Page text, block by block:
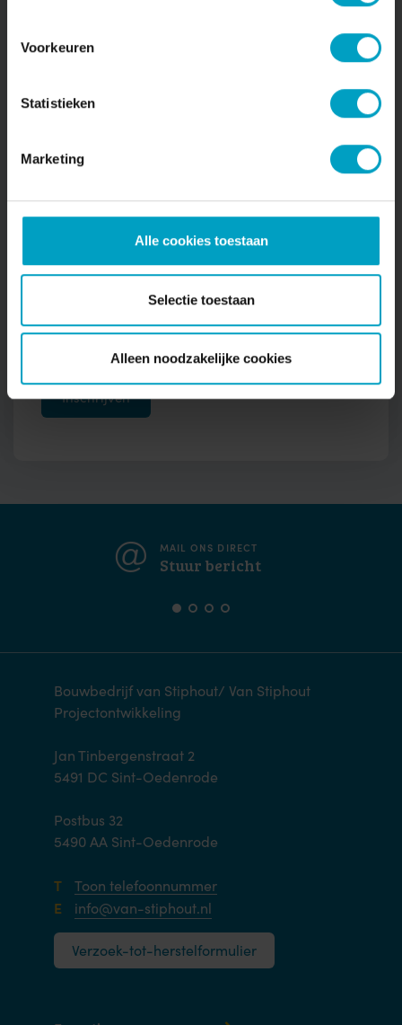
Voorkeuren
Statistieken
Marketing
Alle cookies toestaan
Selectie toestaan
Alleen noodzakelijke cookies
E-mailadres*
Telefoonnummer
Ik ga akkoord met opslag en verwerking van
MAIL ONS DIRECT
Stuur bericht
Bouwbedrijf van Stiphout/ Van Stiphout
Projectontwikkeling
Jan Tinbergenstraat 2
5491 DC Sint-Oedenrode
Postbus 32
5490 AA Sint-Oedenrode
T Toon telefoonnummer
E info@van-stiphout.nl
Verzoek-tot-herstelformulier